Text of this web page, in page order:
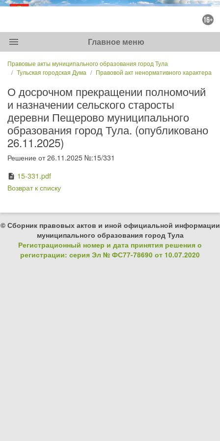
menu Главное меню
Правовые акты муниципального образования город Тула
Тульская городская Дума
Правовой акт ненормативного характера
О досрочном прекращении полномочий
и назначении сельского старосты
деревни Пещерово муниципального
образования город Тула. (опубликовано
26.11.2025)
Решение от 26.11.2025 №:15/331
description 15-331.pdf
Возврат к списку
© Сборник правовых актов и иной официальной информации
муниципального образования город Тула
Регистрационный номер и дата принятия решения о
регистрации: серия Эл № ФС77-78690 от 10.07.2020